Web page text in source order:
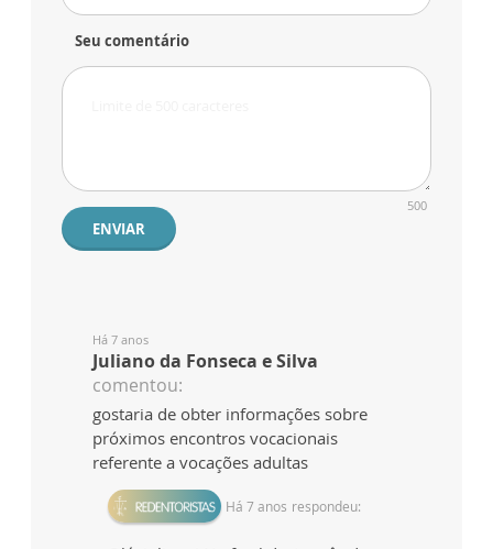
Seu comentário
500
ENVIAR
Há 7 anos
Juliano da Fonseca e Silva
comentou:
gostaria de obter informações sobre
próximos encontros vocacionais
referente a vocações adultas
Há 7 anos respondeu: